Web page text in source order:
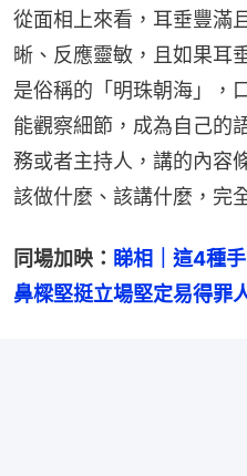
從面相上來看，耳垂豐滿
晰、反應靈敏，且如果耳
是俗稱的「明珠朝海」，
能觀察細節，成為自己的
務或者主持人，講的內容
該做什麼、該講什麼，完
同場加映： 睇相｜這4種
鼻樑堅挺立場堅定易得罪